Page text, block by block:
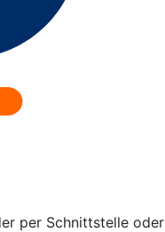
per Schnittstelle oder